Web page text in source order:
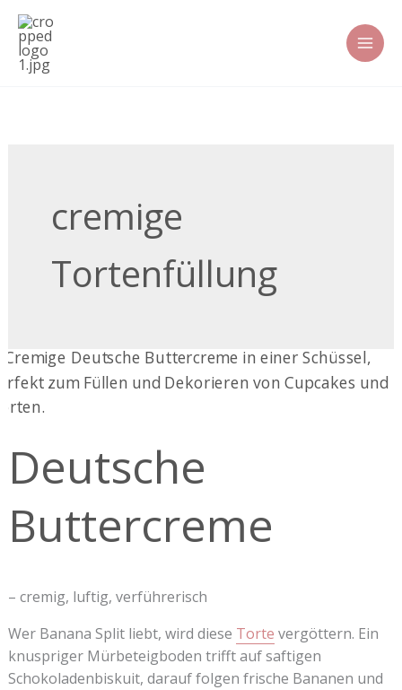
Zum
Inhalt
springen
cremige
Tortenfüllung
Deutsche
Buttercreme
– cremig, luftig, verführerisch
Wer Banana Split liebt, wird diese Torte vergöttern. Ein
knuspriger Mürbeteigboden trifft auf saftigen
Schokoladenbiskuit, darauf folgen frische Bananen und
Deutsche
Buttercreme